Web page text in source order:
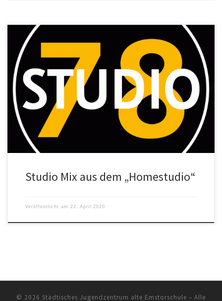
Seht hier was unsere Jungs draus gemacht haben: Danke an Baran,
Samir, Demir, Ibo und Levi
Studio Mix aus dem „Homestudio“
Veröffentlicht am 22. April 2020
© 2026 Städtisches Jugendzentrum alte Emstorschule – Alle